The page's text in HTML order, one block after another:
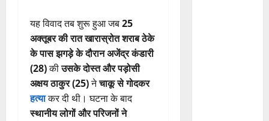
यह विवाद तब शुरू हुआ जब25
अक्तूबर की रात खारास्रोत शराब ठेके
के पास झगड़े के दौरान अजेंद्र कंडारी
(28)कीउसके दोस्त और पड़ोसी
अक्षय ठाकुर (25)नेचाकू से गोदकर
हत्याकर दी थी। घटना के बाद
स्थानीय लोगों और परिजनों ने